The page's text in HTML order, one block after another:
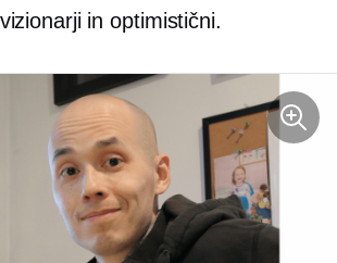
in optimistični.